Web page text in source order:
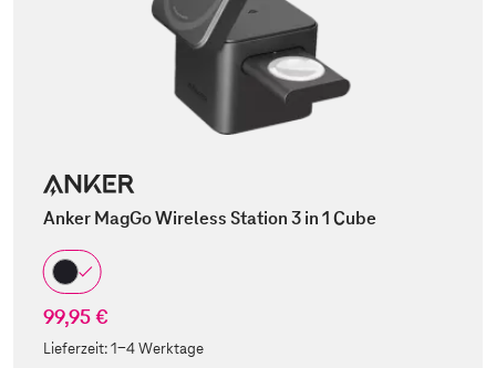
Anker MagGo Wireless Station 3 in 1 Cube
99,95 €
Lieferzeit:1-4 Werktage